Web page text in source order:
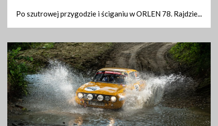
Po szutrowej przygodzie i ściganiu w ORLEN 78. Rajdzie...